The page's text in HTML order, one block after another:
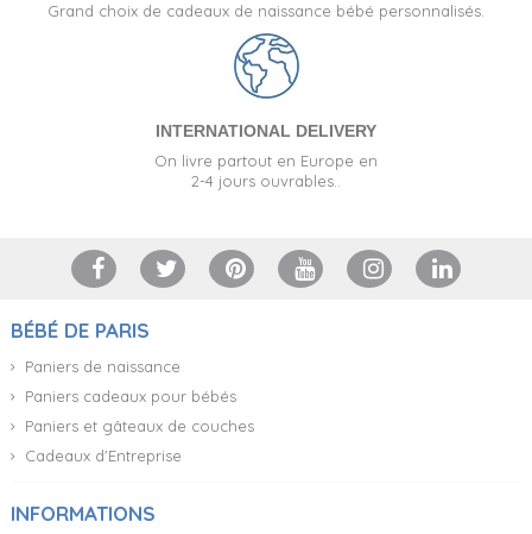
Grand choix de cadeaux de naissance bébé personnalisés.
INTERNATIONAL DELIVERY
On livre partout en Europe en
2-4 jours ouvrables..
BÉBÉ DE PARIS
Paniers de naissance
Paniers cadeaux pour bébés
Paniers et gâteaux de couches
Cadeaux d'Entreprise
INFORMATIONS